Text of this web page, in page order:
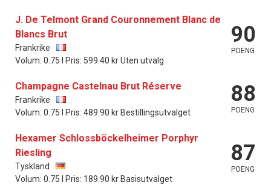
J. De Telmont Grand Couronnement Blanc de
Blancs Brut
Frankrike
Volum: 0.75 l Pris: 599.40 kr Uten utvalg
90
POENG
Champagne Castelnau Brut Réserve
Frankrike
Volum: 0.75 l Pris: 489.90 kr Bestillingsutvalget
88
POENG
Hexamer Schlossböckelheimer Porphyr
Riesling
Tyskland
Volum: 0.75 l Pris: 189.90 kr Basisutvalget
87
POENG